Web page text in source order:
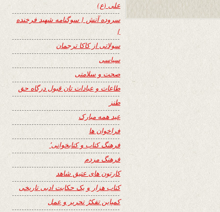
علی (ع)
سروده آتش { سوگنامه شهید فرخنده
}
سولاتی از کاکا ترجمان
سیاسی
صحت و سلامتی
طاعات و عبادات تان قبول درگاه حق
طنز
عید همه مبارک
فراخوان ها
فرهنگ کتاب و کتابخوانی٬
فرهنگ مردم
کارتون های عتیق شاهد
کتاب هزار و یک حکایت ادبی تاریخی
کمپاین تفکرُ تحریر و عمل